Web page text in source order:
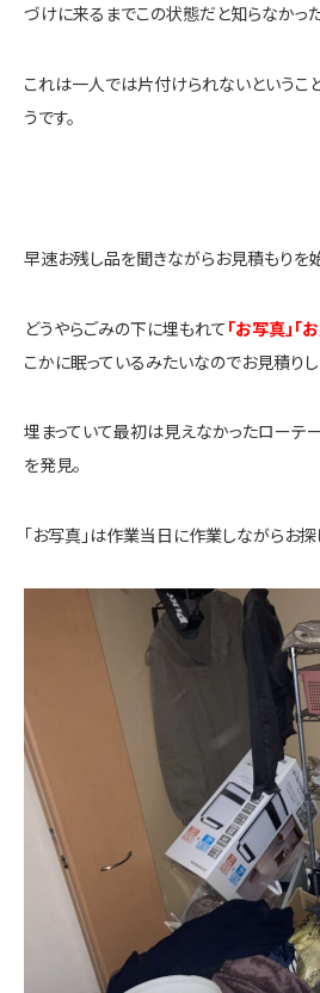
づけに来るまでこの状態だと知らなかっ
これは一人では片付けられないというこ
うです。
早速お残し品を聞きながらお見積もりを
どうやらごみの下に埋もれて 「お写真」
こかに眠っているみたいなのでお見積りし
埋まっていて最初は見えなかったローテ
を発見。
「お写真」は作業当日に作業しながらお探